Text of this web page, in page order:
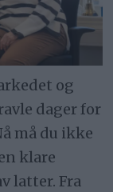
og
dager for
må du ikke
klare
latter. Fra